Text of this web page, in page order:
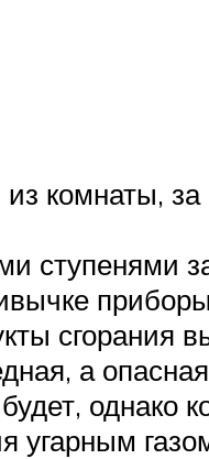
комнаты, за
ступенями
сгорания
а
однако
угарным